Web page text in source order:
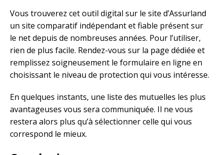
Vous trouverez cet outil digital sur le site d’Assurland
un site comparatif indépendant et fiable présent sur
le net depuis de nombreuses années. Pour l’utiliser,
rien de plus facile. Rendez-vous sur la page dédiée et
remplissez soigneusement le formulaire en ligne en
choisissant le niveau de protection qui vous intéresse.
En quelques instants, une liste des mutuelles les plus
avantageuses vous sera communiquée. Il ne vous
restera alors plus qu’à sélectionner celle qui vous
correspond le mieux.